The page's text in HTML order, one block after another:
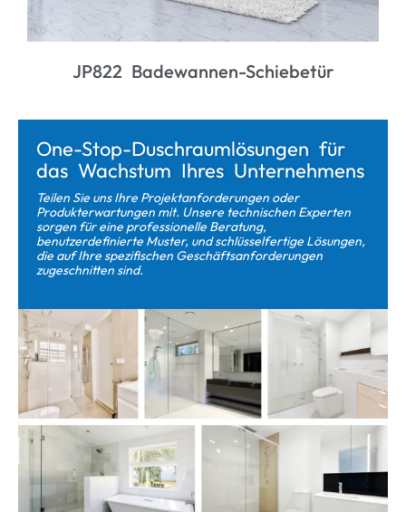
JP822 Badewannen-Schiebetür
One-Stop-Duschraumlösungen für
das Wachstum Ihres Unternehmens
Teilen Sie uns Ihre Projektanforderungen oder
Produkterwartungen mit. Unsere technischen Experten
sorgen für eine professionelle Beratung,
benutzerdefinierte Muster, und schlüsselfertige Lösungen,
die auf Ihre spezifischen Geschäftsanforderungen
zugeschnitten sind.